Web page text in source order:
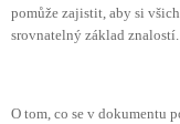
pomůže zajistit, aby si
srovnatelný základ znalostí.
O tom, co se v dokumentu